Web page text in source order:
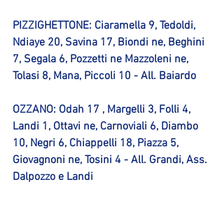
PIZZIGHETTONE: Ciaramella 9, Tedoldi,
Ndiaye 20, Savina 17, Biondi ne, Beghini
7, Segala 6, Pozzetti ne Mazzoleni ne,
Tolasi 8, Mana, Piccoli 10 - All. Baiardo
OZZANO: Odah 17 , Margelli 3, Folli 4,
Landi 1, Ottavi ne, Carnoviali 6, Diambo
10, Negri 6, Chiappelli 18, Piazza 5,
Giovagnoni ne, Tosini 4 - All. Grandi, Ass.
Dalpozzo e Landi